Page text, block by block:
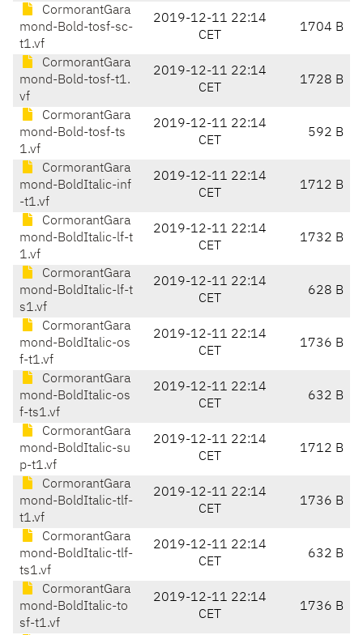
CormorantGara
mond-Bold-tosf-sc-
t1.vf
2019-12-11 22:14
CET
1704 B
CormorantGara
mond-Bold-tosf-t1.
vf
2019-12-11 22:14
CET
1728 B
CormorantGara
mond-Bold-tosf-ts
1.vf
2019-12-11 22:14
CET
592 B
CormorantGara
mond-BoldItalic-inf
-t1.vf
2019-12-11 22:14
CET
1712 B
CormorantGara
mond-BoldItalic-lf-t
1.vf
2019-12-11 22:14
CET
1732 B
CormorantGara
mond-BoldItalic-lf-t
s1.vf
2019-12-11 22:14
CET
628 B
CormorantGara
mond-BoldItalic-os
f-t1.vf
2019-12-11 22:14
CET
1736 B
CormorantGara
mond-BoldItalic-os
f-ts1.vf
2019-12-11 22:14
CET
632 B
CormorantGara
mond-BoldItalic-su
p-t1.vf
2019-12-11 22:14
CET
1712 B
CormorantGara
mond-BoldItalic-tlf-
t1.vf
2019-12-11 22:14
CET
1736 B
CormorantGara
mond-BoldItalic-tlf-
ts1.vf
2019-12-11 22:14
CET
632 B
CormorantGara
mond-BoldItalic-to
sf-t1.vf
2019-12-11 22:14
CET
1736 B